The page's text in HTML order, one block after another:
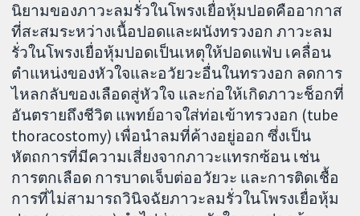
นิยามของภาวะลมรั่วในโพรงเยื่อหุ้มปอดคืออากาส
ที่สะสมระหว่างเนื้อปอดและผนังทรวงอก ภาวะลม
รั่วในโพรงเยื่อหุ้มปอดเป็นเหตุให้ปอดแฟ่บ เคลื่อน
ตำแหน่งของหัวใจและอวัยวะอื่นในทรวงอก ลดการ
ไหลกลับของเลือดสู่หัวใจ และก่อให้เกิดภาวะช็อกที่
อันตรายถึงชีวิต แพทย์อาจใส่ท่อเข้าทรวงอก (tube
thoracostomy) เพื่อนำลมที่ค้างอยู่ออก ซึ่งเป็น
หัตถการที่มีความเสี่ยงจากภาวะแทรกซ้อน เช่น
การตกเลือด การบาดเจ็บต่ออวัยวะ และการติดเชื้อ
การที่ไม่สามารถวินิจฉัยภาวะลมรั่วในโพรงเยื่อหุ้ม